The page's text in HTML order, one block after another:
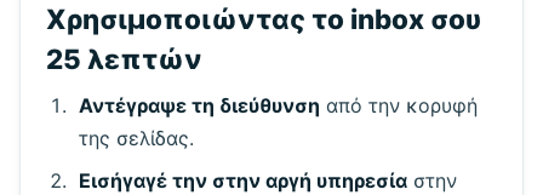
Χρησιμοποιώντας το inbox σου
25 λεπτών
Αντέγραψε τη διεύθυνση από την κορυφή
της σελίδας.
Εισήγαγέ την στην αργή υπηρεσίαστην